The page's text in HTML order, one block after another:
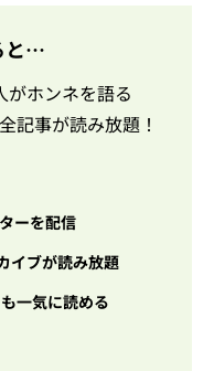
と…
がホンネを語る
記事が読み放題！
ーを配信
イブが読み放題
一気に読める